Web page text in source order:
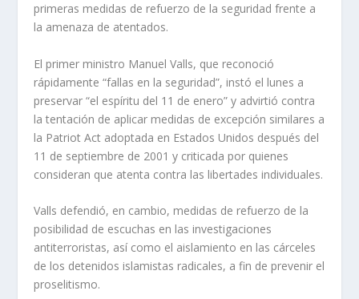
primeras medidas de refuerzo de la seguridad frente a
la amenaza de atentados.
El primer ministro Manuel Valls, que reconoció
rápidamente “fallas en la seguridad”, instó el lunes a
preservar “el espíritu del 11 de enero” y advirtió contra
la tentación de aplicar medidas de excepción similares a
la Patriot Act adoptada en Estados Unidos después del
11 de septiembre de 2001 y criticada por quienes
consideran que atenta contra las libertades individuales.
Valls defendió, en cambio, medidas de refuerzo de la
posibilidad de escuchas en las investigaciones
antiterroristas, así como el aislamiento en las cárceles
de los detenidos islamistas radicales, a fin de prevenir el
proselitismo.